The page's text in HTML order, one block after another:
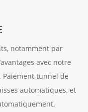
notamment par
avec notre
Paiement tunnel de
automatiques, et